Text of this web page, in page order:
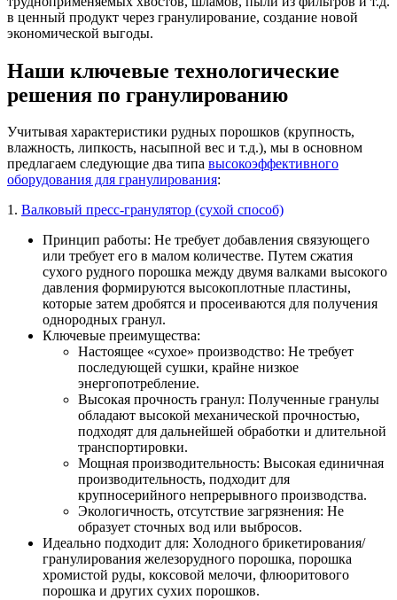
в ценный продукт через гранулирование, создание новой
экономической выгоды.
Наши ключевые технологические
решения по гранулированию
Учитывая характеристики рудных порошков (крупность,
влажность, липкость, насыпной вес и т.д.), мы в основном
предлагаем следующие два типа высокоэффективного
оборудования для гранулирования:
1. Валковый пресс-гранулятор (сухой способ)
Принцип работы: Не требует добавления связующего
или требует его в малом количестве. Путем сжатия
сухого рудного порошка между двумя валками высокого
давления формируются высокоплотные пластины,
которые затем дробятся и просеиваются для получения
однородных гранул.
Ключевые преимущества:
Настоящее «сухое» производство: Не требует
последующей сушки, крайне низкое
энергопотребление.
Высокая прочность гранул: Полученные гранулы
обладают высокой механической прочностью,
подходят для дальнейшей обработки и длительной
транспортировки.
Мощная производительность: Высокая единичная
производительность, подходит для
крупносерийного непрерывного производства.
Экологичность, отсутствие загрязнения: Не
образует сточных вод или выбросов.
Идеально подходит для: Холодного брикетирования/
гранулирования железорудного порошка, порошка
хромистой руды, коксовой мелочи, флюоритового
порошка и других сухих порошков.